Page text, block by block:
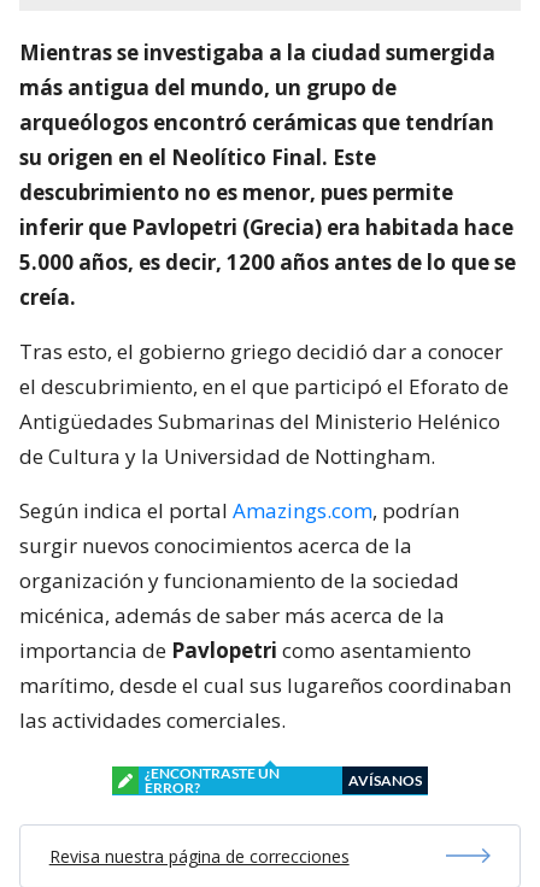
Mientras se investigaba a la ciudad sumergida
más antigua del mundo, un grupo de
arqueólogos encontró cerámicas que tendrían
su origen en el Neolítico Final. Este
descubrimiento no es menor, pues permite
inferir que Pavlopetri (Grecia) era habitada hace
5.000 años, es decir, 1200 años antes de lo que se
creía.
Tras esto, el gobierno griego decidió dar a conocer
el descubrimiento, en el que participó el Eforato de
Antigüedades Submarinas del Ministerio Helénico
de Cultura y la Universidad de Nottingham.
Según indica el portal Amazings.com, podrían
surgir nuevos conocimientos acerca de la
organización y funcionamiento de la sociedad
micénica, además de saber más acerca de la
importancia de Pavlopetri como asentamiento
marítimo, desde el cual sus lugareños coordinaban
las actividades comerciales.
¿ENCONTRASTE UN
ERROR?
AVÍSANOS
Revisa nuestra página de correcciones